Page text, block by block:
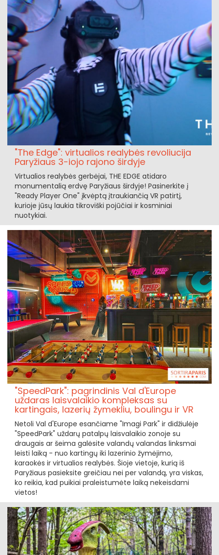
"The Edge": virtualios realybės revoliucija
Paryžiaus 3-iojo rajono širdyje
Virtualios realybės gerbėjai, THE EDGE atidaro
monumentalią erdvę Paryžiaus širdyje! Pasinerkite į
"Ready Player One" įkvėptą įtraukiančią VR patirtį,
kurioje jūsų laukia tikroviški pojūčiai ir kosminiai
nuotykiai.
"SpeedPark": pagrindinis Val d'Europe
uždaras laisvalaikio kompleksas su
kartingais, lazerių žymekliu, boulingu ir VR
Netoli Val d'Europe esančiame "Imagi Park" ir didžiulėje
"SpeedPark" uždarų patalpų laisvalaikio zonoje su
draugais ar šeima galėsite valandų valandas linksmai
leisti laiką - nuo kartingų iki lazerinio žymėjimo,
karaokės ir virtualios realybės. Šioje vietoje, kurią iš
Paryžiaus pasieksite greičiau nei per valandą, yra viskas,
ko reikia, kad puikiai praleistumėte laiką nekeisdami
vietos!